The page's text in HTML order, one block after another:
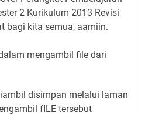
2 Kurikulum 2013 Revisi
bagi kita semua, aamiin.
mengambil file dari
disimpan melalui laman
fILE tersebut